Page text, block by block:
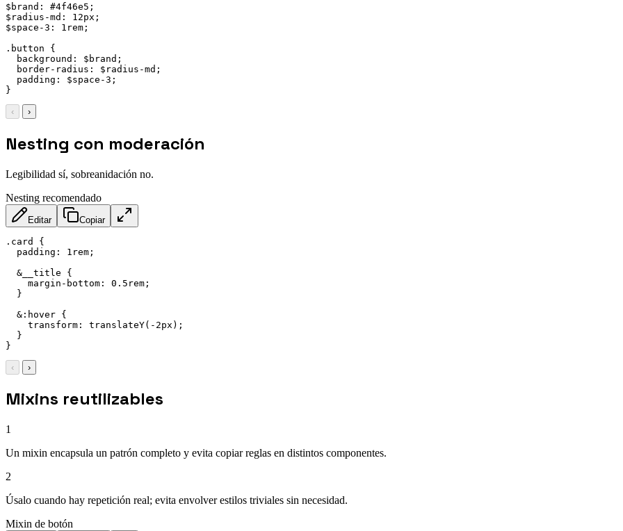
$brand: #4f46e5;
$radius-md: 12px;
$space-3: 1rem;
.button {
  background: $brand;
  border-radius: $radius-md;
  padding: $space-3;
}
‹ ›
Nesting con moderación
Legibilidad sí, sobreanidación no.
Nesting recomendado
Editar Copiar
.card {
  padding: 1rem;
  &__title {
    margin-bottom: 0.5rem;
  }
  &:hover {
    transform: translateY(-2px);
  }
}
‹ ›
Mixins reutilizables
1
Un mixin encapsula un patrón completo y evita copiar reglas en distintos componentes.
2
Úsalo cuando hay repetición real; evita envolver estilos triviales sin necesidad.
Mixin de botón